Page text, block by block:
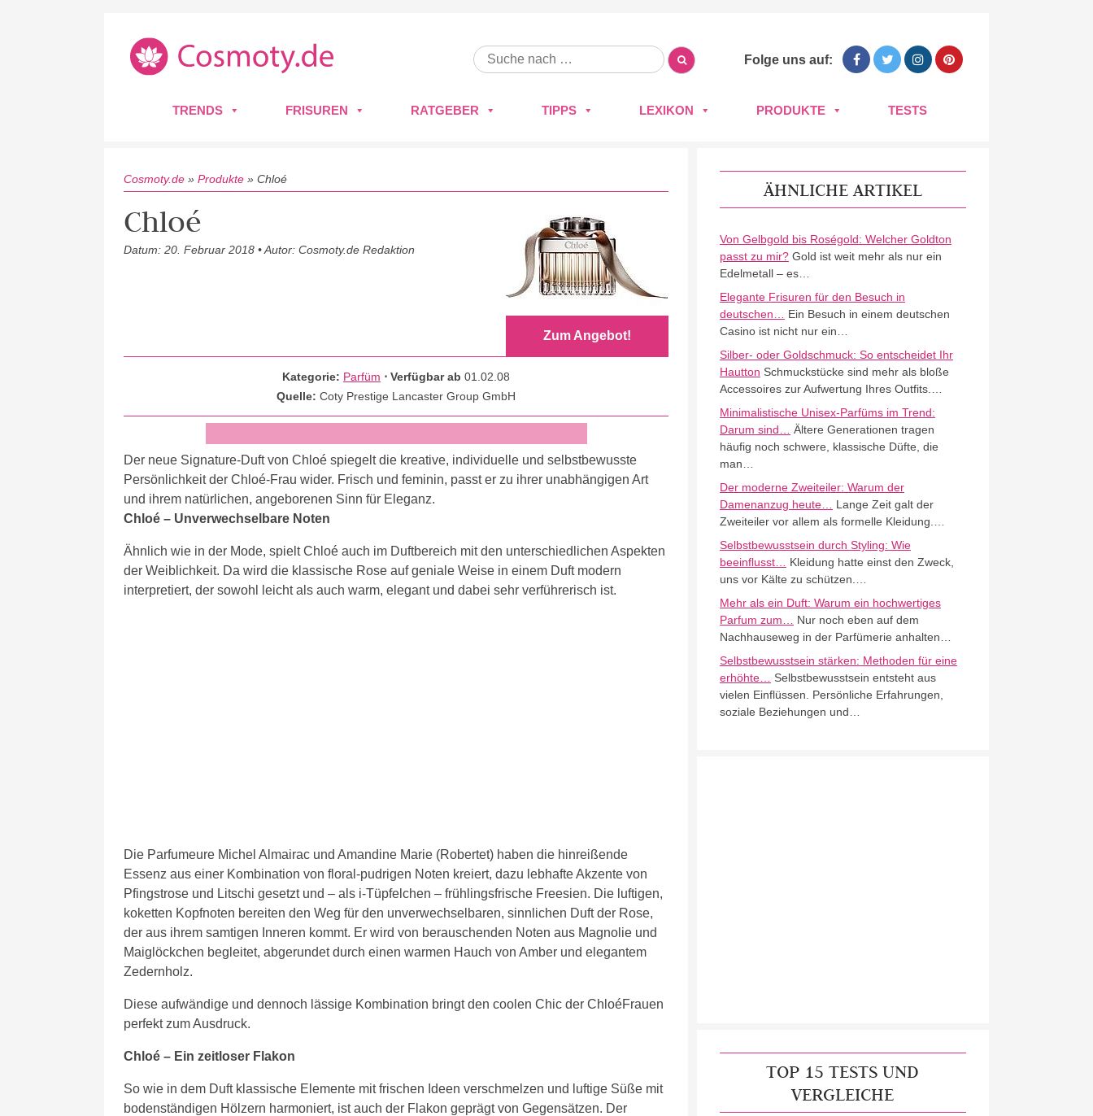
Folge uns auf:
TRENDS FRISUREN RATGEBER TIPPS LEXIKON PRODUKTE TESTS
Cosmoty.de » Produkte » Chloé
Zum Angebot!
Chloé
Datum: 20. Februar 2018 • Autor: Cosmoty.de Redaktion
Kategorie: Parfüm ⋅ Verfügbar ab01.02.08
Quelle:Coty Prestige Lancaster Group GmbH
Der neue Signature-Duft von Chloé spiegelt die kreative, individuelle und selbstbewusste
Persönlichkeit der Chloé-Frau wider. Frisch und feminin, passt er zu ihrer unabhängigen Art
und ihrem natürlichen, angeborenen Sinn für Eleganz.
Chloé – Unverwechselbare Noten
Ähnlich wie in der Mode, spielt Chloé auch im Duftbereich mit den unterschiedlichen Aspekten
der Weiblichkeit. Da wird die klassische Rose auf geniale Weise in einem Duft modern
interpretiert, der sowohl leicht als auch warm, elegant und dabei sehr verführerisch ist.
Die Parfumeure Michel Almairac und Amandine Marie (Robertet) haben die hinreißende
Essenz aus einer Kombination von floral-pudrigen Noten kreiert, dazu lebhafte Akzente von
Pfingstrose und Litschi gesetzt und – als i-Tüpfelchen – frühlingsfrische Freesien. Die luftigen,
koketten Kopfnoten bereiten den Weg für den unverwechselbaren, sinnlichen Duft der Rose,
der aus ihrem samtigen Inneren kommt. Er wird von berauschenden Noten aus Magnolie und
Maiglöckchen begleitet, abgerundet durch einen warmen Hauch von Amber und elegantem
Zedernholz.
Diese aufwändige und dennoch lässige Kombination bringt den coolen Chic der ChloéFrauen
perfekt zum Ausdruck.
Chloé – Ein zeitloser Flakon
So wie in dem Duft klassische Elemente mit frischen Ideen verschmelzen und luftige Süße mit
bodenständigen Hölzern harmoniert, ist auch der Flakon geprägt von Gegensätzen. Der
ÄHNLICHE ARTIKEL
Von Gelbgold bis Roségold: Welcher Goldton
passt zu mir?Gold ist weit mehr als nur ein
Edelmetall – es…
Elegante Frisuren für den Besuch in
deutschen…
Ein Besuch in einem deutschen
Casino ist nicht nur ein…
Silber- oder Goldschmuck: So entscheidet Ihr
Hautton Schmuckstücke sind mehr als bloße
Accessoires zur Aufwertung Ihres Outfits.…
Minimalistische Unisex-Parfüms im Trend:
Darum sind…
Ältere Generationen tragen
häufig noch schwere, klassische Düfte, die
man…
Der moderne Zweiteiler: Warum der
Damenanzug heute…
Lange Zeit galt der
Zweiteiler vor allem als formelle Kleidung.…
Selbstbewusstsein durch Styling: Wie
beeinflusst…
Kleidung hatte einst den Zweck,
uns vor Kälte zu schützen.…
Mehr als ein Duft: Warum ein hochwertiges
Parfum zum…
Nur noch eben auf dem
Nachhauseweg in der Parfümerie anhalten…
Selbstbewusstsein stärken: Methoden für eine
erhöhte…
Selbstbewusstsein entsteht aus
vielen Einflüssen. Persönliche Erfahrungen,
soziale Beziehungen und…
TOP 15 TESTS UND
VERGLEICHE